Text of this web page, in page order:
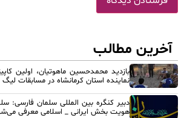
آخرین مطالب
بازدید محمدحسین ماهوتیان، اولین
نماینده استان کرمانشاه در مسابقات
دبیر کنگره بین المللی سلمان فارسی:
هویت بخش ایرانی _ اسلامی معرفی